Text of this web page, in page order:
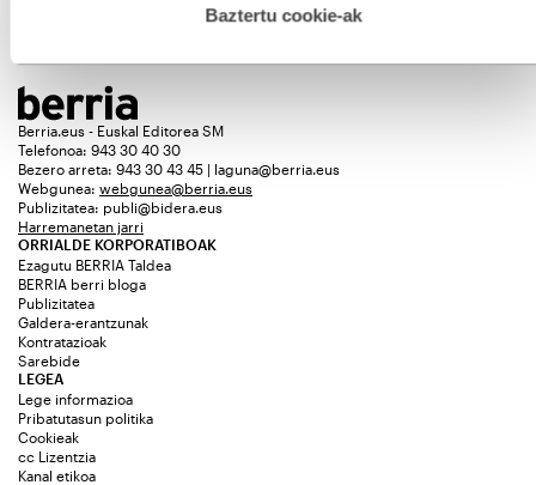
esplizitua ematen diguzu.Gehiago irakurri
Baztertu cookie-ak
Berria.eus - Euskal Editorea SM
Telefonoa: 943 30 40 30
Bezero arreta: 943 30 43 45 | laguna@berria.eus
Webgunea: webgunea@berria.eus
Publizitatea: publi@bidera.eus
Harremanetan jarri
ORRIALDE KORPORATIBOAK
Ezagutu BERRIA Taldea
BERRIA berri bloga
Publizitatea
Galdera-erantzunak
Kontratazioak
Sarebide
LEGEA
Lege informazioa
Pribatutasun politika
Cookieak
cc Lizentzia
Kanal etikoa